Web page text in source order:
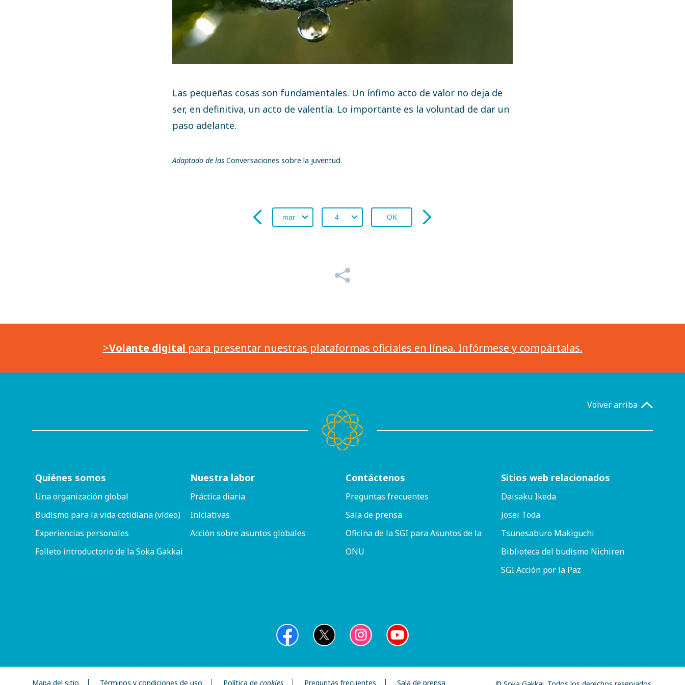
Las pequeñas cosas son fundamentales. Un ínfimo acto de valor no deja de
ser, en definitiva, un acto de valentía. Lo importante es la voluntad de dar un
paso adelante.
Adaptado de las Conversaciones sobre la juventud.
OK
>Volante digital para presentar nuestras plataformas oficiales en línea. Infórmese y compártalas.
Volver arriba
Quiénes somos
Una organización global
Budismo para la vida cotidiana (vídeo)
Experiencias personales
Folleto introductorio de la Soka Gakkai
Nuestra labor
Práctica diaria
Iniciativas
Acción sobre asuntos globales
Contáctenos
Preguntas frecuentes
Sala de prensa
Oficina de la SGI para Asuntos de la
ONU
Sitios web relacionados
Daisaku Ikeda
Josei Toda
Tsunesaburo Makiguchi
Biblioteca del budismo Nichiren
SGI Acción por la Paz
Mapa del sitio Términos y condiciones de uso Política de cookies Preguntas frecuentes Sala de prensa